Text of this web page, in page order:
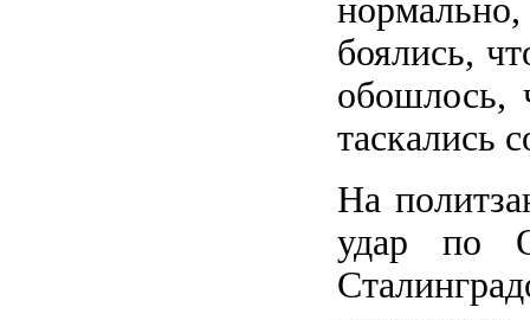
боялись,
обошлось,
таскались
На
удар по